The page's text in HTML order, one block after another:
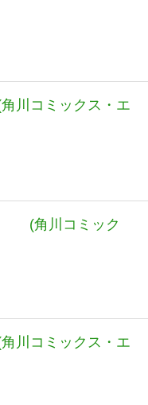
川コミックス・エ
(角川コミック
川コミックス・エ